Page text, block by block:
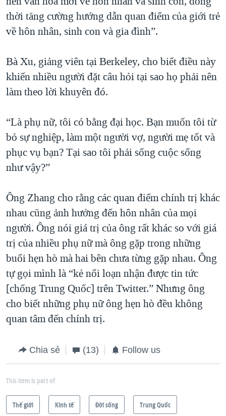
thời tăng cường hướng dẫn quan điểm của giới trẻ
về hôn nhân, sinh con và gia đình”.
Bà Xu, giảng viên tại Berkeley, cho biết điều này
khiến nhiều người đặt câu hỏi tại sao họ phải nên
làm theo lời khuyên đó.
“Là phụ nữ, tôi có bằng đại học. Bạn muốn tôi từ
bỏ sự nghiệp, làm một người vợ, người mẹ tốt và
phục vụ bạn? Tại sao tôi phải sống cuộc sống
như vậy?”
Ông Zhang cho rằng các quan điểm chính trị khác
nhau cũng ảnh hưởng đến hôn nhân của mọi
người. Ông nói giá trị của ông rất khác so với giá
trị của nhiều phụ nữ mà ông gặp trong những
buổi hẹn hò mà hai bên chưa từng gặp nhau. Ông
tự gọi mình là “kẻ nổi loạn nhận được tin tức
[chống Trung Quốc] trên Twitter.” Nhưng ông
cho biết những phụ nữ ông hẹn hò đều không
quan tâm đến chính trị.
Chia sẻ (13) Follow us
This item is part of
Thế giới Kinh tế Ðời sống Trung Quốc